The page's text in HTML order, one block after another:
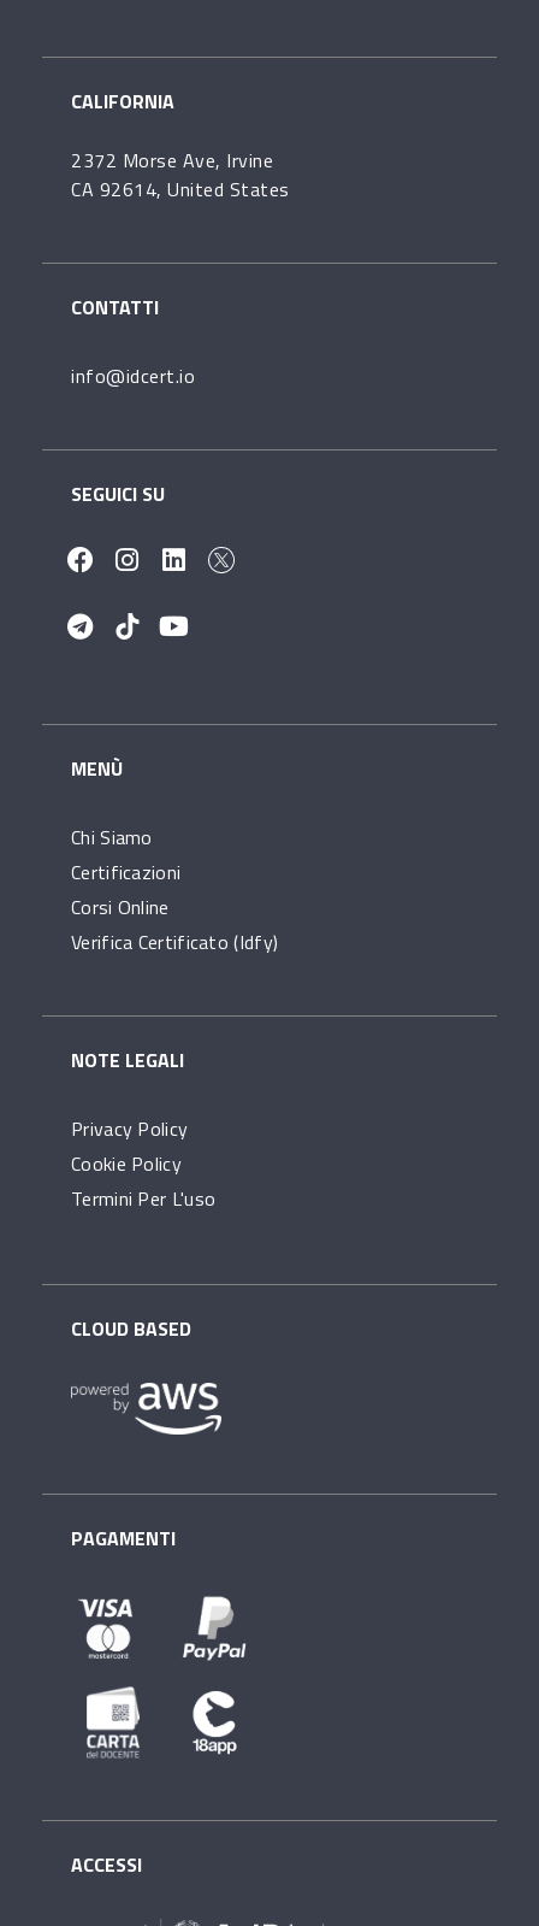
CALIFORNIA
2372 Morse Ave, Irvine
CA 92614, United States
CONTATTI
info@idcert.io
SEGUICI SU
MENÙ
Chi Siamo
Certificazioni
Corsi Online
Verifica Certificato (idfy)
NOTE LEGALI
Privacy Policy
Cookie Policy
Termini Per L'uso
CLOUD BASED
PAGAMENTI
ACCESSI